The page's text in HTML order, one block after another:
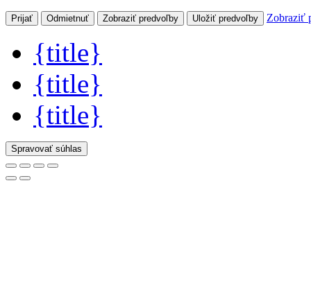
Prijať Odmietnuť Zobraziť predvoľby Uložiť predvoľby Zobraziť
{title}
{title}
{title}
Spravovať súhlas